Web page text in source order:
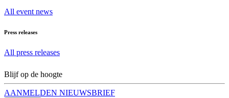
All event news
Press releases
All press releases
Blijf op de hoogte
AANMELDEN NIEUWSBRIEF